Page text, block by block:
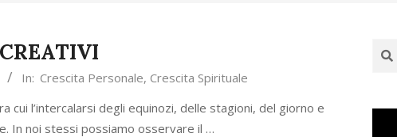
In: Crescita Personale, Crescita Spirituale
l’intercalarsi degli equinozi, delle stagioni, del giorno e
In noi stessi possiamo osservare il …